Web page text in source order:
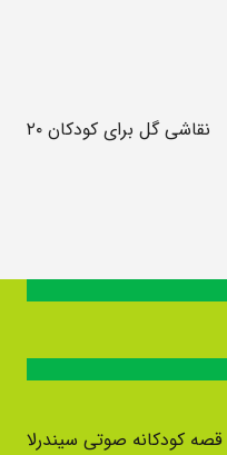
نقاشی گل برای کودکان ۲۰
قصه کودکانه صوتی سیندرلا